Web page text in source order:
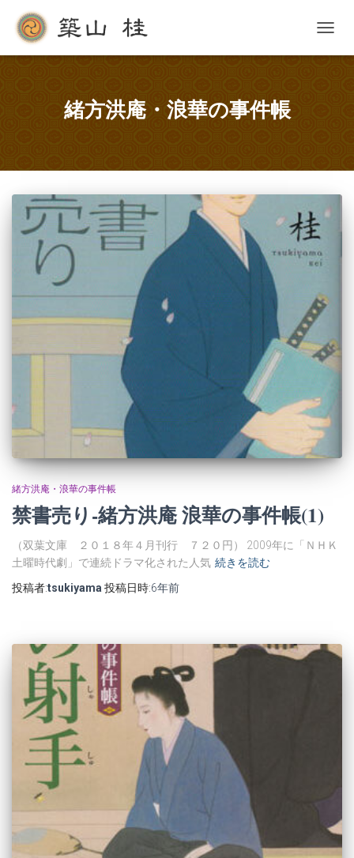
ビ
緒方洪庵・浪華の事件帳
緒方洪庵・浪華の事件帳
禁書売り-緒方洪庵 浪華の事件帳(1)
（双葉文庫 ２０１８年４月刊行 ７２０円） 2009年に「ＮＨＫ
土曜時代劇」で連続ドラマ化された人気 続きを読む
投稿者:tsukiyama投稿日時:6年前